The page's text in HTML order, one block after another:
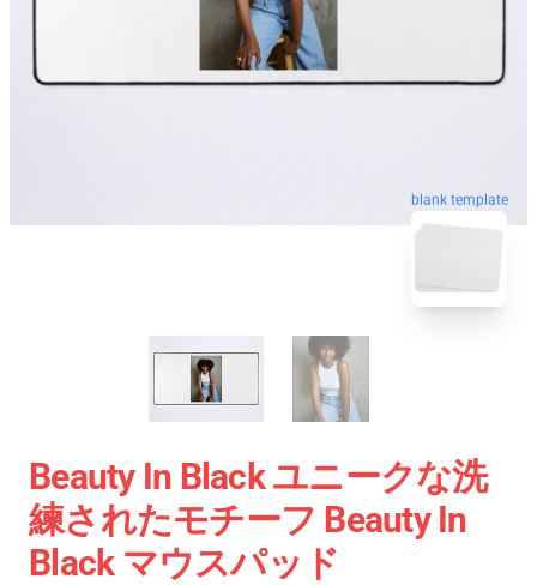
blank template
Beauty In Black ユニークな洗
練されたモチーフ Beauty In
Black マウスパッド